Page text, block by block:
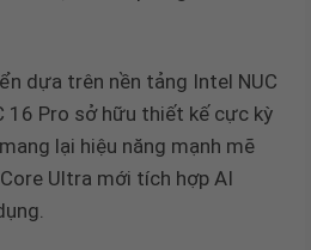
dựa trên nền tảng Intel NUC
16 Pro sở hữu thiết kế cực kỳ
lại hiệu năng mạnh mẽ
Ultra mới tích hợp AI